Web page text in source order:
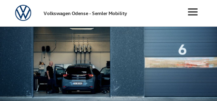
NYE
Toggle
VolkswagenVolkswagen Odense - Semler Mobility